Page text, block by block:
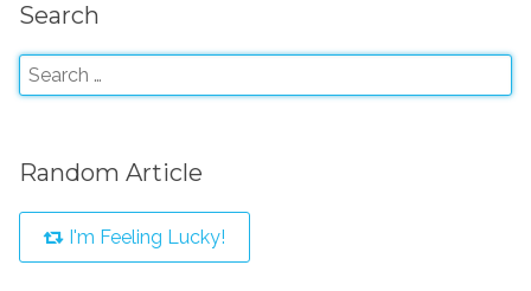
Search
Random Article
I'm Feeling Lucky!